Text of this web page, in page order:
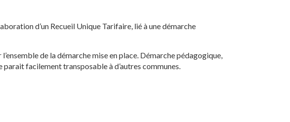
d’un Recueil Unique Tarifaire, lié à une démarche
de la démarche mise en place. Démarche pédagogique,
facilement transposable à d’autres communes.